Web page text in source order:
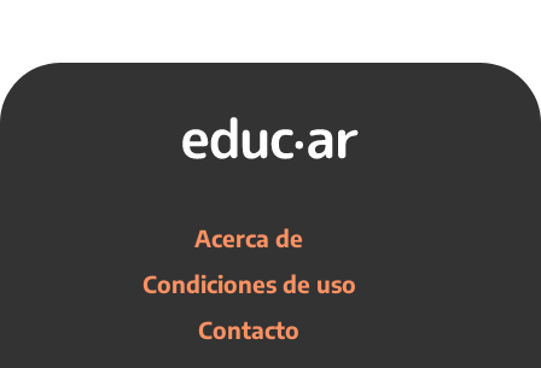
Acerca de
Condiciones de uso
Contacto